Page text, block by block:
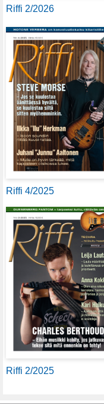
Riffi 2/2026
Riffi 4/2025
Riffi 2/2025